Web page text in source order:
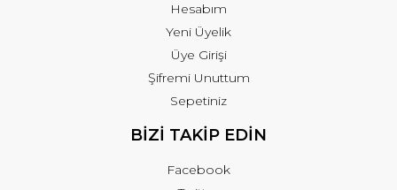
Hesabım
Yeni Üyelik
Üye Girişi
Şifremi Unuttum
Sepetiniz
BİZİ TAKİP EDİN
Facebook